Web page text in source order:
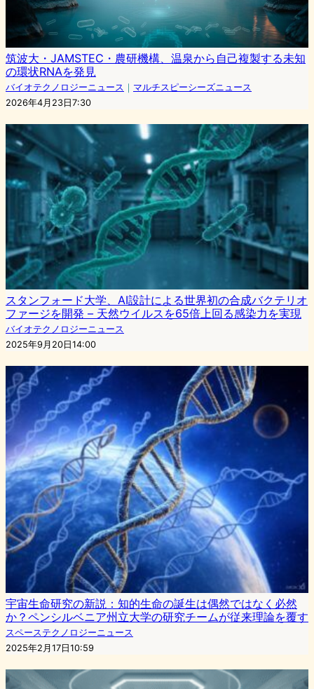
筑波大・JAMSTEC・農研機構、温泉から自己複製する未知
の環状RNAを発見
バイオテクノロジーニュース ｜ マルチスピーシーズニュース
2026年4月23日7:30
スタンフォード大学、AI設計による世界初の合成バクテリオ
ファージを開発 – 天然ウイルスを65倍上回る感染力を実現
バイオテクノロジーニュース
2025年9月20日14:00
宇宙生命研究の新説：知的生命の誕生は偶然ではなく必然
か？ペンシルベニア州立大学の研究チームが従来理論を覆す
スペーステクノロジーニュース
2025年2月17日10:59